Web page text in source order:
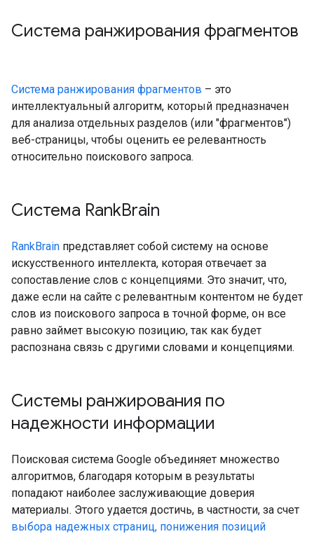
Система ранжирования фрагментов
Система ранжирования фрагментов – это
интеллектуальный алгоритм, который предназначен
для анализа отдельных разделов (или "фрагментов")
веб-страницы, чтобы оценить ее релевантность
относительно поискового запроса.
Система RankBrain
RankBrain представляет собой систему на основе
искусственного интеллекта, которая отвечает за
сопоставление слов с концепциями. Это значит, что,
даже если на сайте с релевантным контентом не будет
слов из поискового запроса в точной форме, он все
равно займет высокую позицию, так как будет
распознана связь с другими словами и концепциями.
Системы ранжирования по
надежности информации
Поисковая система Google объединяет множество
алгоритмов, благодаря которым в результаты
попадают наиболее заслуживающие доверия
материалы. Этого удается достичь, в частности, за счет
выбора надежных страниц, понижения позиций